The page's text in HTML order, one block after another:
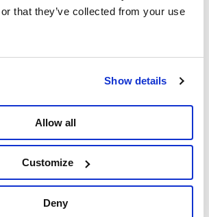
that they’ve collected from your use
Show details
Allow all
Customize
Deny
dans ton quartier, c’est
à l’un ou l’autre de nos groupes